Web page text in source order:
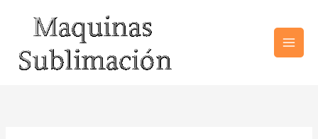
contenido